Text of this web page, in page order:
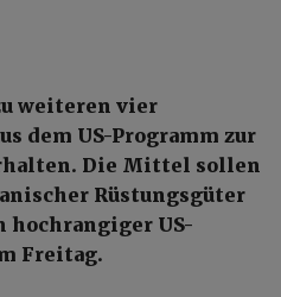
weiteren vier
dem US-Programm zur
Die Mittel sollen
Rüstungsgüter
hochrangiger US-
Freitag.